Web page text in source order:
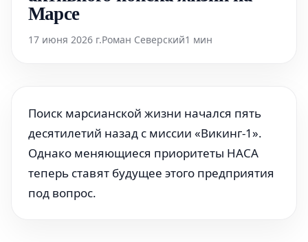
Марсе
17 июня 2026 г.Роман Северский1 мин
Поиск марсианской жизни начался пять
десятилетий назад с миссии «Викинг-1».
Однако меняющиеся приоритеты НАСА
теперь ставят будущее этого предприятия
под вопрос.